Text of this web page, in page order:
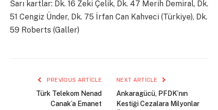
Sarı kartlar: Dk. 16 Zeki Çelik, Dk. 47 Merih Demiral, Dk.
51 Cengiz Ünder, Dk. 75 İrfan Can Kahveci (Türkiye), Dk.
59 Roberts (Galler)
PREVIOUS ARTICLE
Türk Telekom Nenad
Canak’a Emanet
NEXT ARTICLE
Ankaragücü, PFDK’nın
Kestiği Cezalara Milyonlar